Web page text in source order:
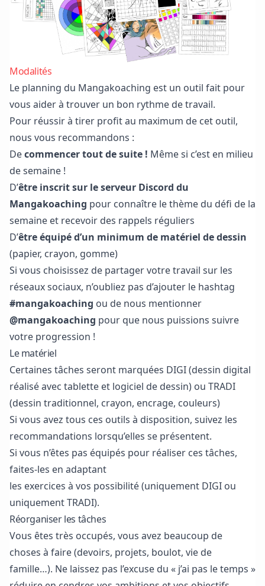
Modalités
Le planning du Mangakoaching est un outil fait pour
vous aider à trouver un bon rythme de travail.
Pour réussir à tirer profit au maximum de cet outil,
nous vous recommandons :
Decommencer tout de suite ! Même si c’est en milieu
de semaine !
D’être inscrit sur le serveur Discord du
Mangakoaching pour connaître le thème du défi de la
semaine et recevoir des rappels réguliers
D’être équipé d’un minimum de matériel de dessin
(papier, crayon, gomme)
Si vous choisissez de partager votre travail sur les
réseaux sociaux, n’oubliez pas d’ajouter le hashtag
#mangakoaching ou de nous mentionner
@mangakoaching pour que nous puissions suivre
votre progression !
Le matériel
Certaines tâches seront marquées DIGI (dessin digital
réalisé avec tablette et logiciel de dessin) ou TRADI
(dessin traditionnel, crayon, encrage, couleurs)
Si vous avez tous ces outils à disposition, suivez les
recommandations lorsqu’elles se présentent.
Si vous n’êtes pas équipés pour réaliser ces tâches,
faites-les en adaptant
les exercices à vos possibilité (uniquement DIGI ou
uniquement TRADI).
Réorganiser les tâches
Vous êtes très occupés, vous avez beaucoup de
choses à faire (devoirs, projets, boulot, vie de
famille…). Ne laissez pas l’excuse du « j’ai pas le temps »